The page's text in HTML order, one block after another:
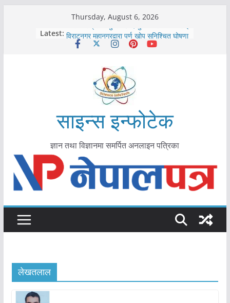
Thursday, August 6, 2026
Latest:
कोरोना संक्रमण पुष्टिपछि दार्चुलाका सीमामा कडाइ
विराटनगर महानगरद्वारा पूर्ण खोप सुनिश्चित घोषणा
तयारी
आयुर्वेद चिकित्सा प्रणालीको भूमिका महत्वपूर्ण छ :
मुख्यमन्त्री शाह
काभ्रेपलाञ्चोकमा आयुर्वेद स्वास्थ्योपचारतर्फ
साइन्स इन्फोटेक
ज्ञान तथा विज्ञानमा समर्पित अनलाइन पत्रिका
लेखतलाल